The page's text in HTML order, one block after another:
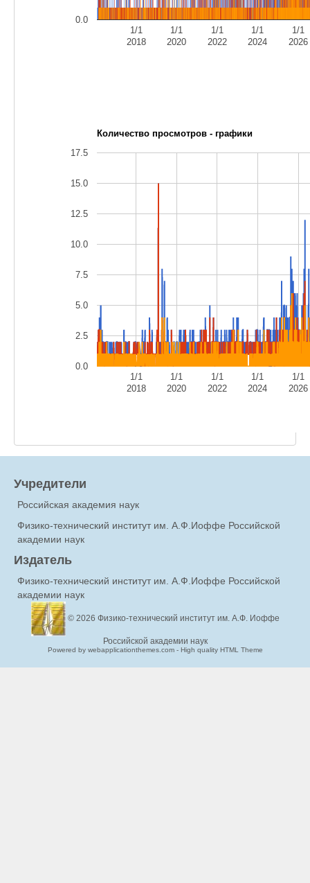
1/1
2018
1/1
2020
1/1
2022
1/1
2024
1/1
2026
0.0
Количество просмотров - графики
1/1
2018
1/1
2020
1/1
2022
1/1
2024
1/1
2026
0.0
2.5
5.0
7.5
10.0
12.5
15.0
17.5
Учредители
Российская академия наук
Физико-технический институт им. А.Ф.Иоффе Российской
академии наук
Издатель
Физико-технический институт им. А.Ф.Иоффе Российской
академии наук
© 2026 Физико-технический институт им. А.Ф. Иоффе
Российской академии наук
Powered by webapplicationthemes.com - High quality HTML Theme